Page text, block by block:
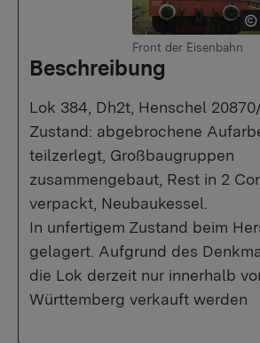
Front der Eisenbahn
Beschreibung
Lok 384, Dh2t, Henschel
Zustand: abgebrochene
teilzerlegt, Großbaugruppen
zusammengebaut, Rest in 2
verpackt, Neubaukessel.
In unfertigem Zustand beim
gelagert. Aufgrund des
die Lok derzeit nur innerhalb
Württemberg verkauft werden